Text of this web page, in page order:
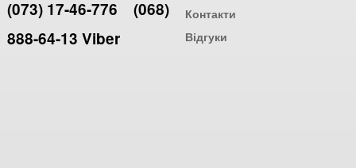
(073) 17-46-776
(068)
888-64-13 Viber
Контакти
Відгуки